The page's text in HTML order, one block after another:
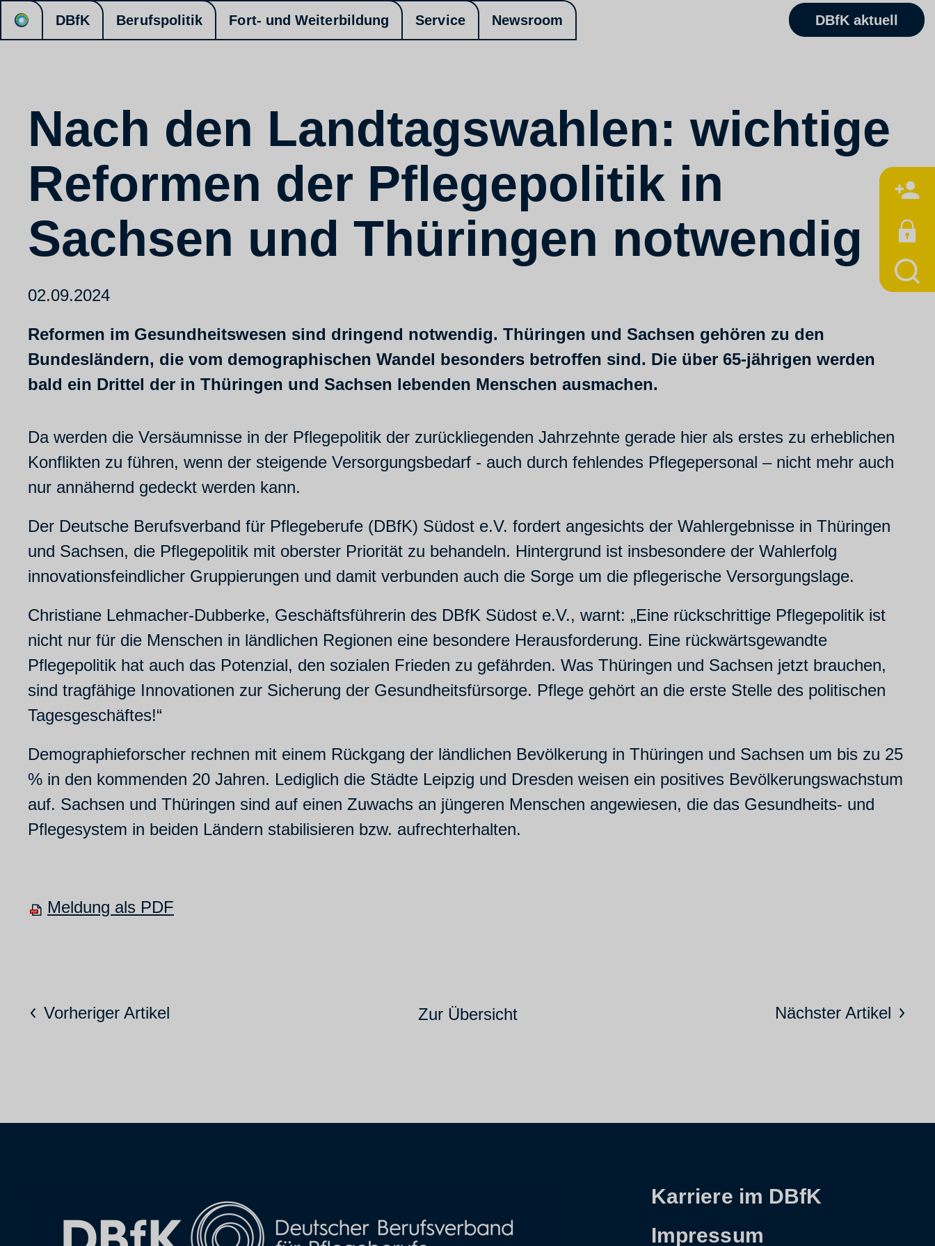
DBfK Berufspolitik Fort- und Weiterbildung Service Newsroom DBfK aktuell
Nach den Landtagswahlen: wichtige
Reformen der Pflegepolitik in
Sachsen und Thüringen notwendig
02.09.2024
Reformen im Gesundheitswesen sind dringend notwendig. Thüringen und Sachsen gehören zu den
Bundesländern, die vom demographischen Wandel besonders betroffen sind. Die über 65-jährigen werden
bald ein Drittel der in Thüringen und Sachsen lebenden Menschen ausmachen.
Da werden die Versäumnisse in der Pflegepolitik der zurückliegenden Jahrzehnte gerade hier als erstes zu erheblichen
Konflikten zu führen, wenn der steigende Versorgungsbedarf - auch durch fehlendes Pflegepersonal – nicht mehr auch
nur annähernd gedeckt werden kann.
Der Deutsche Berufsverband für Pflegeberufe (DBfK) Südost e.V. fordert angesichts der Wahlergebnisse in Thüringen
und Sachsen, die Pflegepolitik mit oberster Priorität zu behandeln. Hintergrund ist insbesondere der Wahlerfolg
innovationsfeindlicher Gruppierungen und damit verbunden auch die Sorge um die pflegerische Versorgungslage.
Christiane Lehmacher-Dubberke, Geschäftsführerin des DBfK Südost e.V., warnt: „Eine rückschrittige Pflegepolitik ist
nicht nur für die Menschen in ländlichen Regionen eine besondere Herausforderung. Eine rückwärtsgewandte
Pflegepolitik hat auch das Potenzial, den sozialen Frieden zu gefährden. Was Thüringen und Sachsen jetzt brauchen,
sind tragfähige Innovationen zur Sicherung der Gesundheitsfürsorge. Pflege gehört an die erste Stelle des politischen
Tagesgeschäftes!“
Demographieforscher rechnen mit einem Rückgang der ländlichen Bevölkerung in Thüringen und Sachsen um bis zu 25
% in den kommenden 20 Jahren. Lediglich die Städte Leipzig und Dresden weisen ein positives Bevölkerungswachstum
auf. Sachsen und Thüringen sind auf einen Zuwachs an jüngeren Menschen angewiesen, die das Gesundheits- und
Pflegesystem in beiden Ländern stabilisieren bzw. aufrechterhalten.
Meldung als PDF
Vorheriger Artikel Zur Übersicht Nächster Artikel
Karriere im DBfK
Impressum